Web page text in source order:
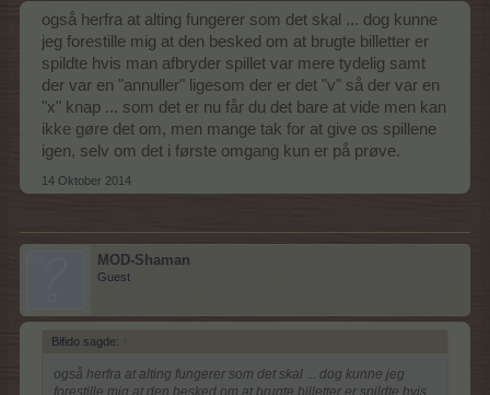
også herfra at alting fungerer som det skal ... dog kunne
jeg forestille mig at den besked om at brugte billetter er
spildte hvis man afbryder spillet var mere tydelig samt
der var en "annuller" ligesom der er det "v" så der var en
"x" knap ... som det er nu får du det bare at vide men kan
ikke gøre det om, men mange tak for at give os spillene
igen, selv om det i første omgang kun er på prøve.
14 Oktober 2014
MOD-Shaman
Guest
Bifido sagde: ↑
også herfra at alting fungerer som det skal ... dog kunne jeg
forestille mig at den besked om at brugte billetter er spildte hvis